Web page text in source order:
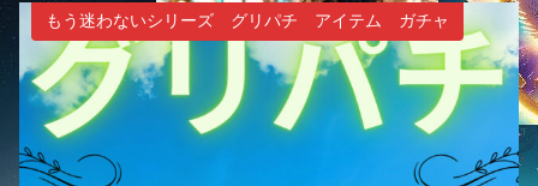
もう迷わないシリーズ グリパチ アイテム ガチャ